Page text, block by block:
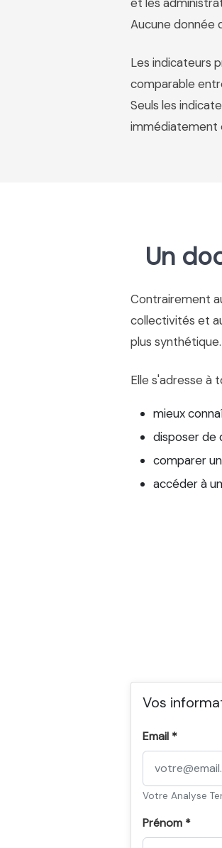
Aucune donnée
Les indicateurs
comparable
Seuls les
immédiatement
Un
Contrairement
collectivités et
plus synthétique.
Elle s'adresse à
mieux
disposer de
comparer
accéder à
Vos
Email *
Votre Analyse
Prénom *